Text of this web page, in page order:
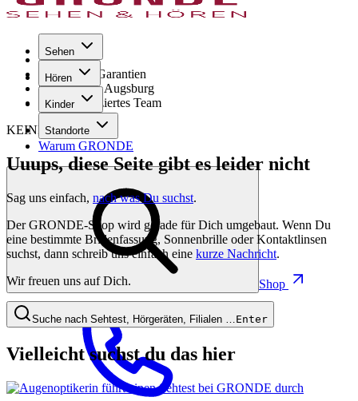
Sehen
Hören
Kinder
Standorte
Warum GRONDE
Shop
Seit 1971
GRONDE Garantien
8× im Raum Augsburg
Hochqualifiziertes Team
KEINE SORGE!
Uuups, diese Seite gibt es leider nicht
Sag uns einfach, nach was Du suchst.
Der GRONDE-Shop wird gerade für Dich umgebaut. Wenn Du
eine bestimmte Brillenfassung, Sonnenbrille oder Kontaktlinsen
suchst, dann schreib uns einfach eine kurze Nachricht.
Wir freuen uns auf Dich.
Suche nach Sehtest, Hörgeräten, Filialen … Enter
Vielleicht suchst du das hier